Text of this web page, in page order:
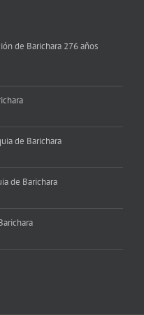
de Barichara 276 años
de Barichara
de Barichara